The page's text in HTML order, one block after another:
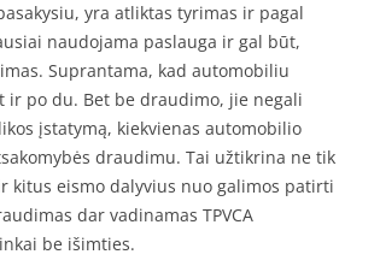
yra atliktas tyrimas ir pagal
naudojama paslauga ir gal būt,
Suprantama, kad automobiliu
ir po du. Bet be draudimo, jie negali
įstatymą, kiekvienas automobilio
draudimu. Tai užtikrina ne tik
kitus eismo dalyvius nuo galimos patirti
dar vadinamas TPVCA
be išimties.